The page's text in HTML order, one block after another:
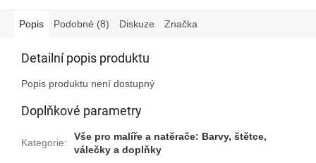
Popis Podobné (8) Diskuze Značka
Detailní popis produktu
Popis produktu není dostupný
Doplňkové parametry
Kategorie:
Vše pro malíře a natěrače: Barvy, štětce,
válečky a doplňky